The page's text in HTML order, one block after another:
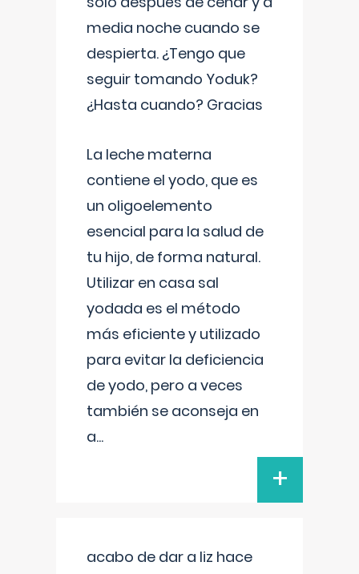
media noche cuando se
despierta. ¿Tengo que
seguir tomando Yoduk?
¿Hasta cuando? Gracias
La leche materna
contiene el yodo, que es
un oligoelemento
esencial para la salud de
tu hijo, de forma natural.
Utilizar en casa sal
yodada es el método
más eficiente y utilizado
para evitar la deficiencia
de yodo, pero a veces
también se aconseja en
a...
+
acabo de dar a liz hace